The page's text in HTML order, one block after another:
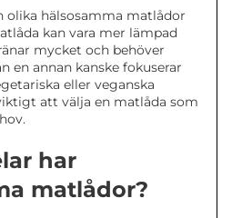
olika hälsosamma matlådor
kan vara mer lämpad
mycket och behöver
en annan kanske fokuserar
eller veganska
att välja en matlåda som
har
matlådor?